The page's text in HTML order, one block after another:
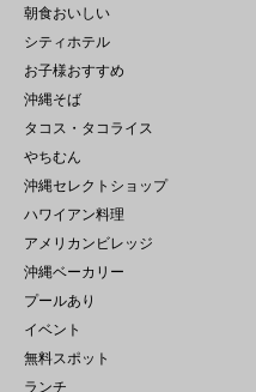
朝食おいしい
シティホテル
お子様おすすめ
沖縄そば
タコス・タコライス
やちむん
沖縄セレクトショップ
ハワイアン料理
アメリカンビレッジ
沖縄ベーカリー
プールあり
イベント
無料スポット
ランチ